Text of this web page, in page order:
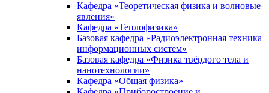
Кафедра «Теоретическая физика и волновые
явления»
Кафедра «Теплофизика»
Базовая кафедра «Радиоэлектронная техника
информационных систем»
Базовая кафедра «Физика твёрдого тела и
нанотехнологии»
Кафедра «Общая физика»